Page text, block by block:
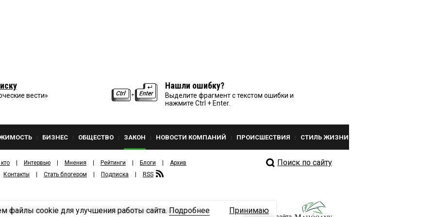
вести»
Нашли ошибку?
Выделите фрагмент с текстом ошибки и
нажмите Ctrl + Enter.
БИЗНЕС ОБЩЕСТВО ЗАКОН НОВОСТИ КОМПАНИЙ ПРОИСШЕСТВИЯ СТИЛЬ ЖИЗНИ
Интервью Мнения Рейтинги Блоги
Архив
Контакты Стать блогером Подписка RSS
Поиск по сайту
ДОМ «КВ».
Политика конфиденциальности
файлы cookie для улучшения работы сайта. Подробнее Принимаю